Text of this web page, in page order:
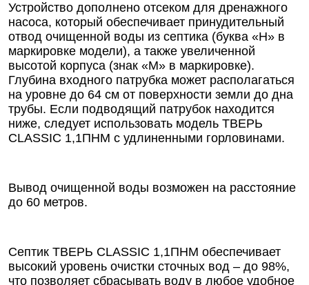
Устройство дополнено отсеком для дренажного
насоса, который обеспечивает принудительный
отвод очищенной воды из септика (буква «Н» в
маркировке модели), а также увеличенной
высотой корпуса (знак «М» в маркировке).
Глубина входного патрубка может располагаться
на уровне до 64 см от поверхности земли до дна
трубы. Если подводящий патрубок находится
ниже, следует использовать модель ТВЕРЬ
CLASSIC 1,1ПНМ с удлиненными горловинами.
Вывод очищенной воды возможен на расстояние
до 60 метров.
Септик ТВЕРЬ CLASSIC 1,1ПНМ обеспечивает
высокий уровень очистки сточных вод – до 98%,
что позволяет сбрасывать воду в любое удобное